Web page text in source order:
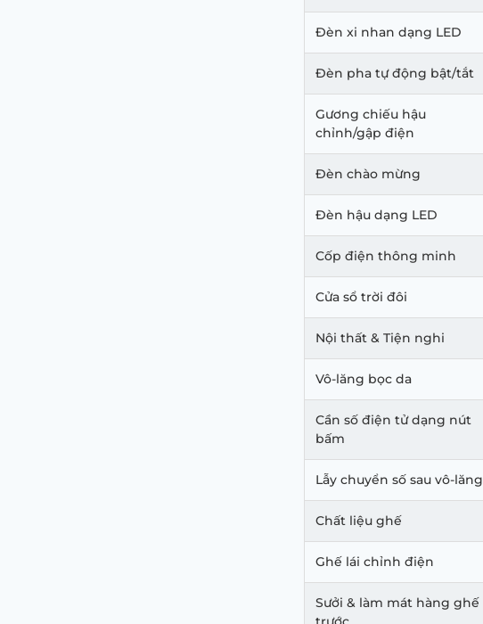
Đèn xi nhan dạng LED
Đèn pha tự động bật/tắt
Gương chiếu hậu
chỉnh/gập điện
Đèn chào mừng
Đèn hậu dạng LED
Cốp điện thông minh
Cửa sổ trời đôi
Nội thất & Tiện nghi
Vô-lăng bọc da
Cần số điện tử dạng nút
bấm
Lẫy chuyển số sau vô-lăng
Chất liệu ghế
Ghế lái chỉnh điện
Sưởi & làm mát hàng ghế